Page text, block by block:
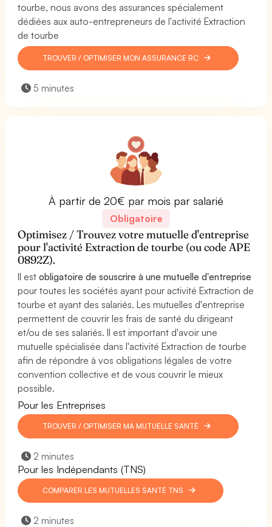
tourbe, nous avons des assurances spécialement
dédiées aux auto-entrepreneurs de l'activité Extraction
de tourbe
TROUVER / OPTIMISER MON ASSURANCE RC
5 minutes
À partir de 20€ par mois par salarié
Obligatoire
Optimisez / Trouvez votre mutuelle d'entreprise
pour l'activité Extraction de tourbe (ou code APE
0892Z).
Il estobligatoire de souscrire à une mutuelle d'entreprise
pour toutes les sociétés ayant pour activité Extraction de
tourbe et ayant des salariés. Les mutuelles d'entreprise
permettent de couvrir les frais de santé du dirigeant
et/ou de ses salariés. Il est important d'avoir une
mutuelle spécialisée dans l'activité Extraction de tourbe
afin de répondre à vos obligations légales de votre
convention collective et de vous couvrir le mieux
possible.
Pour les Entreprises
TROUVER / OPTIMISER MA MUTUELLE SANTÉ
2 minutes
Pour les Indépendants (TNS)
COMPARER LES MUTUELLES SANTÉ TNS
2 minutes